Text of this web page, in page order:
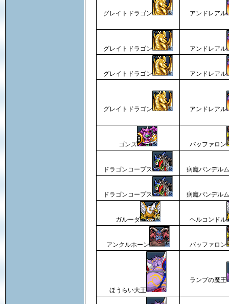
グレイトドラゴン アンドレアル
グレイトドラゴン アンドレアル
グレイトドラゴン アンドレアル
グレイトドラゴン アンドレアル
ゴンズ バッファロン
ドラゴンコープス 病魔パンデルム
ドラゴンコープス 病魔パンデルム
ガルーダ ヘルコンドル
アンクルホーン バッファロン
ほうらい大王
ランプの魔王